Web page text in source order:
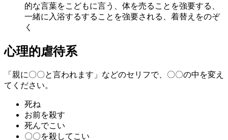
的な言葉をこどもに言う、体を売ることを強要する、
一緒に入浴するすることを強要される、着替えをのぞ
く
心理的虐待系
「親に〇〇と言われます」などのセリフで、〇〇の中を変え
てください。
死ね
お前を殺す
死んでこい
〇〇を殺してこい